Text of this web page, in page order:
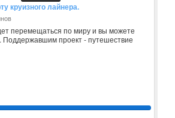
круизного лайнера.
перемещаться по миру и вы можете
Поддержавшим проект - путешествие